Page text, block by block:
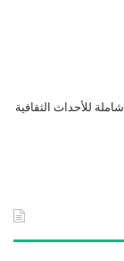
للأحداث الثقافية